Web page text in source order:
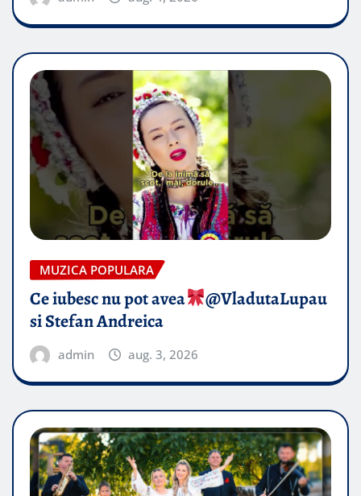
MUZICA POPULARA
Ce iubesc nu pot avea
​@VladutaLupau
si Stefan Andreica
admin aug. 3, 2026